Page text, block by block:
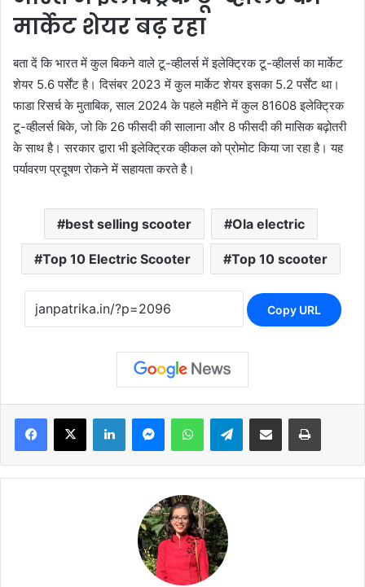
मार्केट शेयर बढ़ रहा
बता दें कि भारत में कुल बिकने वाले टू-व्हीलर्स में इलेक्ट्रिक टू-व्हीलर्स का मार्केट
शेयर 5.6 पर्सेंट है। दिसंबर 2023 में कुल मार्केट शेयर इसका 5.2 पर्सेंट था।
फाडा रिसर्च के मुताबिक, साल 2024 के पहले महीने में कुल 81608 इलेक्ट्रिक
टू-व्हीलर्स बिके, जो कि 26 फीसदी की सालाना और 8 फीसदी की मासिक बढ़ोतरी
के साथ है। सरकार द्वारा भी इलेक्ट्रिक व्हीकल को प्रोमोट किया जा रहा है। यह
पर्यावरण प्रदूषण रोकने में सहायता करते है।
best selling scooter Ola electric
Top 10 Electric Scooter Top 10 scooter
Copy URL
Facebook
X LinkedInMessengerWhatsAppTelegramShare via Email Print